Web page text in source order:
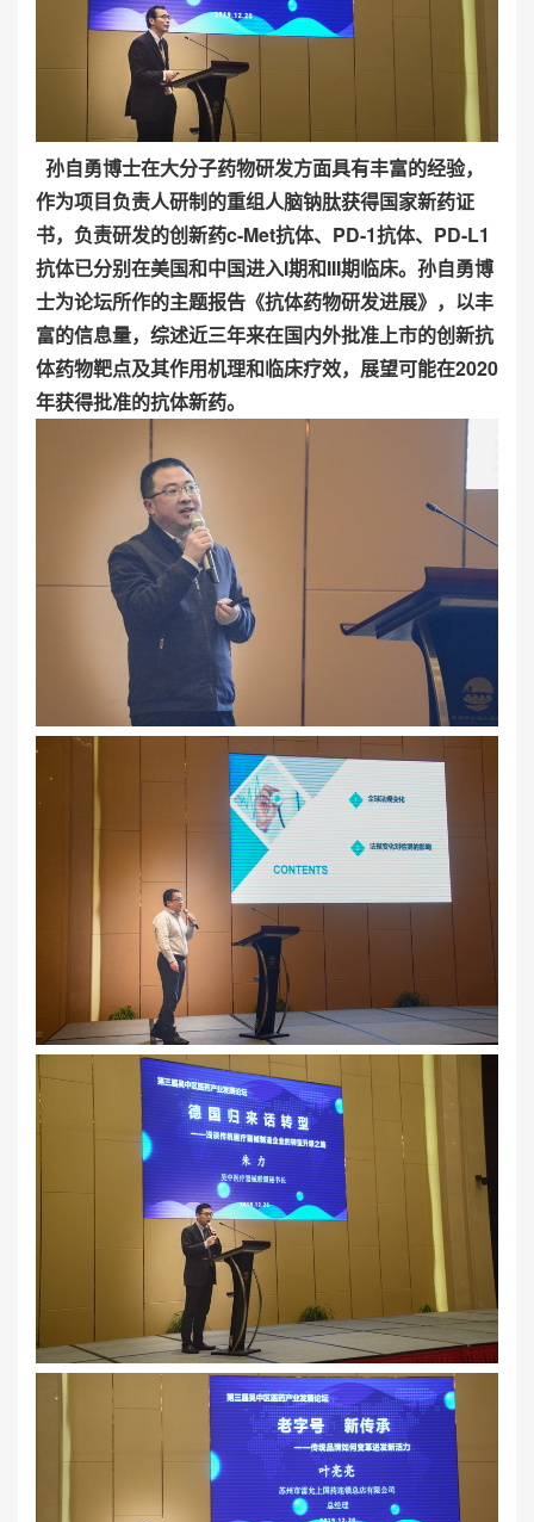
孙自勇博士在大分子药物研发方面具有丰富的经验，
作为项目负责人研制的重组人脑钠肽获得国家新药证
书，负责研发的创新药c-Met抗体、PD-1抗体、PD-L1
抗体已分别在美国和中国进入I期和III期临床。孙自勇博
士为论坛所作的主题报告《抗体药物研发进展》，以丰
富的信息量，综述近三年来在国内外批准上市的创新抗
体药物靶点及其作用机理和临床疗效，展望可能在2020
年获得批准的抗体新药。